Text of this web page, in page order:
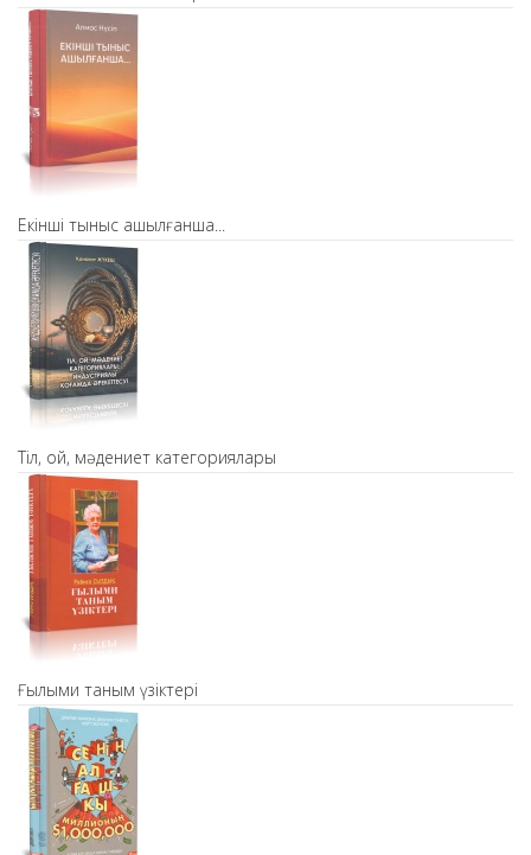
Екінші тыныс ашылғанша...
Тіл, ой, мәдениет категориялары
Ғылыми таным үзіктері